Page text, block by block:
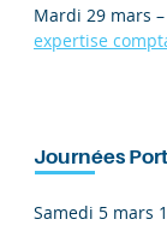
Mardi 29 mars –
expertise
Journées
Samedi 5 mars